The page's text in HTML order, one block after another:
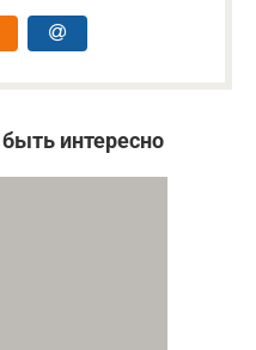
интересно